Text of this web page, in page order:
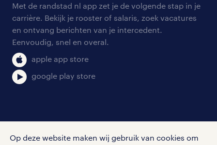
Op deze website maken wij gebruik van cookies om
personeel gezocht
aanmelden nieuwsbrief
blogs en artikelen
salarischecker
bruto-netto calculator
onze vestigingen
pers
klachten en misstanden
Met de randstad nl app zet je de volgende stap in je
carrière. Bekijk je rooster of salaris, zoek vacatures
en ontvang berichten van je intercedent.
Eenvoudig, snel en overal.
apple app store
google play store